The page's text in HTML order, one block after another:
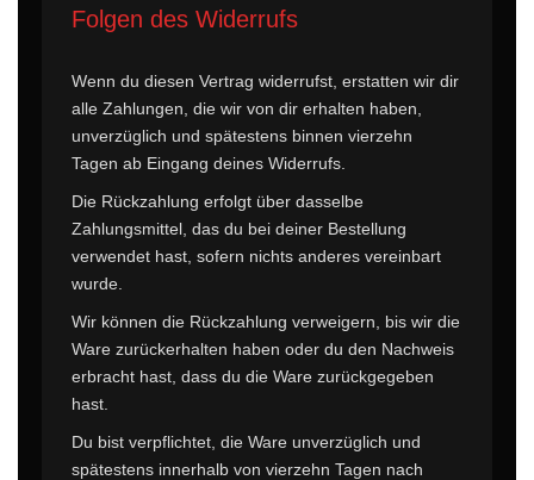
Folgen des Widerrufs
Wenn du diesen Vertrag widerrufst, erstatten wir dir
alle Zahlungen, die wir von dir erhalten haben,
unverzüglich und spätestens binnen vierzehn
Tagen ab Eingang deines Widerrufs.
Die Rückzahlung erfolgt über dasselbe
Zahlungsmittel, das du bei deiner Bestellung
verwendet hast, sofern nichts anderes vereinbart
wurde.
Wir können die Rückzahlung verweigern, bis wir die
Ware zurückerhalten haben oder du den Nachweis
erbracht hast, dass du die Ware zurückgegeben
hast.
Du bist verpflichtet, die Ware unverzüglich und
spätestens innerhalb von vierzehn Tagen nach